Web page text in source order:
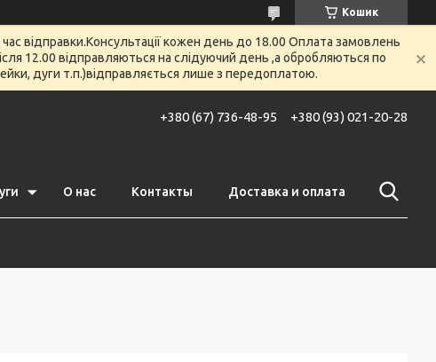
Кошик
відправки.Консультації кожен день до 18.00 Оплата замовлень
12.00 відправляються на слідуючий день ,а обробляються по
дуги т.п.)відправляється лише з передоплатою.
+380 (67) 736-48-95 +380 (93) 021-20-28
О нас Контакты Доставка и оплата